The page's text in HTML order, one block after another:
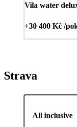
Vila water
+30 400 Kč /
Strava
All inclusive